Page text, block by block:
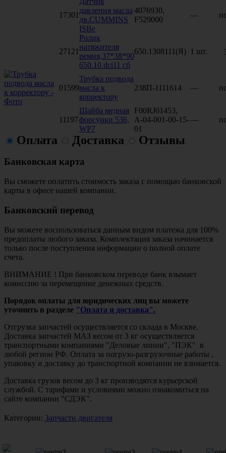
17301
давления масла
дв.CUMMINS
ISBe
4076930,
F529000
—
27121
Ролик
натяжителя
ремня,37*38*90
650.10 dci11 сб
650.1308111(Я) 1 шт.
01599
Трубка подвода
масла к
корректору
238П-1111614 —
11197
Шайба медная
форсунки 536,
WP7
F00RJ01453,
А-04-001-00-15-
01
—
Оплата Доставка Отзывы
Банковская карта
Вы сможете оплатить стоимость заказа с помощью банковской
карты в офисе нашей компании.
Банковский перевод
Вы можете воспользоваться данным видом платежа для 100%
предоплаты любого заказа. Комплектация заказа начинается
только после поступления информации о полной оплате
счета.
ВНИМАНИЕ ! При банковском переводе банк взымает
комиссию за перемещение денежных средств.
Порядок оплаты для юридических лиц вы можете
уточнить в разделе "Оплата и доставка".
Отгрузка запчастей осуществляется со склада в Москве.
Доставка запчастей МАЗ весом от 3 кг осуществляется
транспортными компаниями "Деловые линии", "ПЭК" в
любой регион РФ. Оплата за погрузо-разгрузочные работы ,
упаковку и доставку до транспортной компании не взимается.
Доставка грузов весом до 3 кг производятся курьерской
службой. С тарифами и условиями можно ознакомиться на
сайте компании "СДЭК".
Категории: Запчасти двигателя